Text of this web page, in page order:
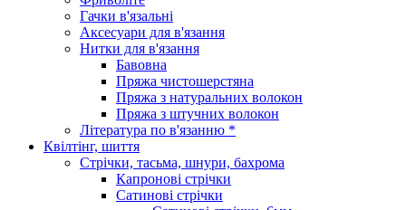
Гачки в'язальні
Аксесуари для в'язання
Нитки для в'язання
Бавовна
Пряжа чистошерстяна
Пряжа з натуральних волокон
Пряжа з штучних волокон
Література по в'язанню *
Квілтінг, шиття
Стрічки, тасьма, шнури, бахрома
Капронові стрічки
Сатинові стрічки